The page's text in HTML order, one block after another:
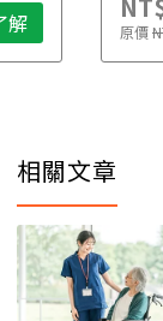
解 原價
相關文章